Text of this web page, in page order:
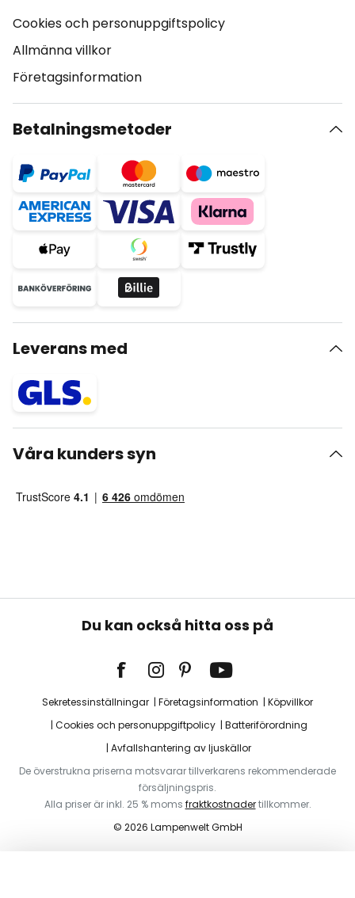
Cookies och personuppgiftspolicy
Allmänna villkor
Företagsinformation
Betalningsmetoder
Leverans med
Våra kunders syn
Du kan också hitta oss på
Sekretessinställningar Företagsinformation
Köpvillkor
Cookies och personuppgiftpolicy
Batteriförordning
Avfallshantering av ljuskällor
De överstrukna priserna motsvarar tillverkarens rekommenderade
försäljningspris.
Alla priser är inkl. 25 % moms fraktkostnadertillkommer.
© 2026 Lampenwelt GmbH